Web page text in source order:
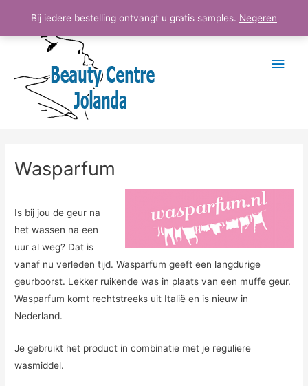
Bij iedere bestelling ontvangt u gratis samples. Negeren
Wasparfum
Is bij jou de geur na
het wassen na een
uur al weg? Dat is
vanaf nu verleden tijd. Wasparfum geeft een langdurige
geurboorst. Lekker ruikende was in plaats van een muffe geur.
Wasparfum komt rechtstreeks uit Italië en is nieuw in
Nederland.
Je gebruikt het product in combinatie met je reguliere
wasmiddel.